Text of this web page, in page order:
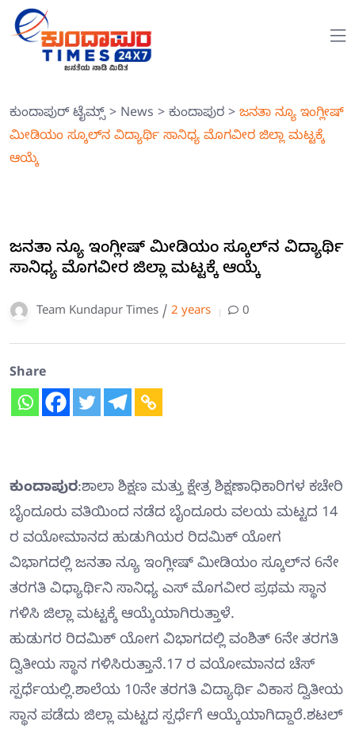
ಕುಂದಾಪುರ್ ಟೈಮ್ಸ್> News > ಕುಂದಾಪುರ > ಜನತಾ ನ್ಯೂ ಇಂಗ್ಲೀಷ್
ಮೀಡಿಯಂ ಸ್ಕೂಲ್‍ನ ವಿದ್ಯಾರ್ಥಿ ಸಾನಿಧ್ಯ ಮೊಗವೀರ ಜಿಲ್ಲಾ ಮಟ್ಟಕ್ಕೆ
ಆಯ್ಕೆ
ಜನತಾ ನ್ಯೂ ಇಂಗ್ಲೀಷ್ ಮೀಡಿಯಂ ಸ್ಕೂಲ್‍ನ ವಿದ್ಯಾರ್ಥಿ
ಸಾನಿಧ್ಯ ಮೊಗವೀರ ಜಿಲ್ಲಾ ಮಟ್ಟಕ್ಕೆ ಆಯ್ಕೆ
Team Kundapur Times / 2 years 0
Share
ಕುಂದಾಪುರ:ಶಾಲಾ ಶಿಕ್ಷಣ ಮತ್ತು ಕ್ಷೇತ್ರ ಶಿಕ್ಷಣಾಧಿಕಾರಿಗಳ ಕಚೇರಿ
ಬೈಂದೂರು ವತಿಯಿಂದ ನಡೆದ ಬೈಂದೂರು ವಲಯ ಮಟ್ಟದ 14
ರ ವಯೋಮಾನದ ಹುಡುಗಿಯರ ರಿದಮಿಕ್ ಯೋಗ
ವಿಭಾಗದಲ್ಲಿ ಜನತಾ ನ್ಯೂ ಇಂಗ್ಲೀಷ್ ಮೀಡಿಯಂ ಸ್ಕೂಲ್‍ನ 6ನೇ
ತರಗತಿ ವಿಧ್ಯಾರ್ಥಿನಿ ಸಾನಿಧ್ಯ ಎಸ್ ಮೊಗವೀರ ಪ್ರಥಮ ಸ್ಥಾನ
ಗಳಿಸಿ ಜಿಲ್ಲಾ ಮಟ್ಟಕ್ಕೆ ಆಯ್ಕೆಯಾಗಿರುತ್ತಾಳೆ.
ಹುಡುಗರ ರಿದಮಿಕ್ ಯೋಗ ವಿಭಾಗದಲ್ಲಿ ವಂಶಿತ್ 6ನೇ ತರಗತಿ
ದ್ವಿತೀಯ ಸ್ಥಾನ ಗಳಿಸಿರುತ್ತಾನೆ.17 ರ ವಯೋಮಾನದ ಚೆಸ್
ಸ್ಪರ್ಧೆಯಲ್ಲಿ.ಶಾಲೆಯ 10ನೇ ತರಗತಿ ವಿದ್ಯಾರ್ಥಿ ವಿಕಾಸ ದ್ವಿತೀಯ
ಸ್ಥಾನ ಪಡೆದು ಜಿಲ್ಲಾ ಮಟ್ಟದ ಸ್ಪರ್ಧೆಗೆ ಆಯ್ಕೆಯಾಗಿದ್ದಾರೆ.ಶಟಲ್